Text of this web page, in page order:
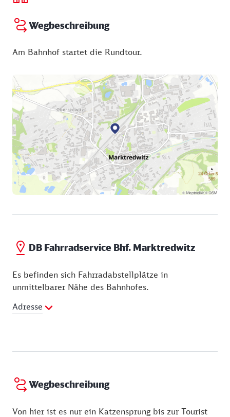
Wegbeschreibung
Am Bahnhof startet die Rundtour.
DB Fahrradservice Bhf. Marktredwitz
Es befinden sich Fahrradabstellplätze in
unmittelbarer Nähe des Bahnhofes.
Adresse
Wegbeschreibung
Von hier ist es nur ein Katzensprung bis zur Tourist